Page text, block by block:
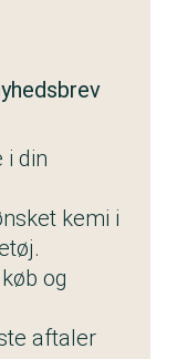
i din
kemi i
og
aftaler